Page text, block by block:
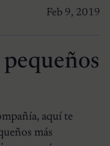
Feb 9, 2019
aquí te
más